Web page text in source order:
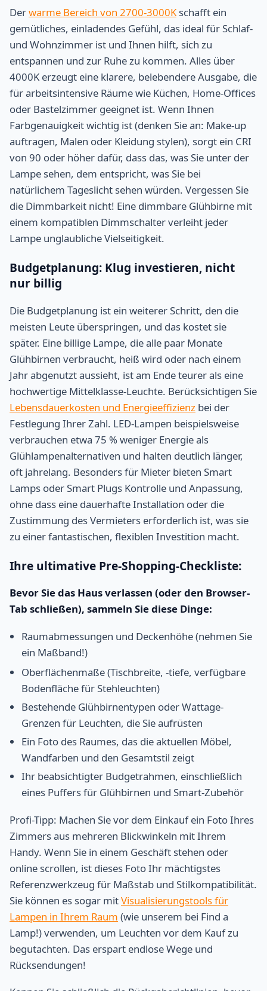
Derwarme Bereich von 2700-3000Kschafft ein
gemütliches, einladendes Gefühl, das ideal für Schlaf-
und Wohnzimmer ist und Ihnen hilft, sich zu
entspannen und zur Ruhe zu kommen. Alles über
4000K erzeugt eine klarere, belebendere Ausgabe, die
für arbeitsintensive Räume wie Küchen, Home-Offices
oder Bastelzimmer geeignet ist. Wenn Ihnen
Farbgenauigkeit wichtig ist (denken Sie an: Make-up
auftragen, Malen oder Kleidung stylen), sorgt ein CRI
von 90 oder höher dafür, dass das, was Sie unter der
Lampe sehen, dem entspricht, was Sie bei
natürlichem Tageslicht sehen würden. Vergessen Sie
die Dimmbarkeit nicht! Eine dimmbare Glühbirne mit
einem kompatiblen Dimmschalter verleiht jeder
Lampe unglaubliche Vielseitigkeit.
Budgetplanung: Klug investieren, nicht
nur billig
Die Budgetplanung ist ein weiterer Schritt, den die
meisten Leute überspringen, und das kostet sie
später. Eine billige Lampe, die alle paar Monate
Glühbirnen verbraucht, heiß wird oder nach einem
Jahr abgenutzt aussieht, ist am Ende teurer als eine
hochwertige Mittelklasse-Leuchte. Berücksichtigen Sie
Lebensdauerkosten und Energieeffizienz bei der
Festlegung Ihrer Zahl. LED-Lampen beispielsweise
verbrauchen etwa 75 % weniger Energie als
Glühlampenalternativen und halten deutlich länger,
oft jahrelang. Besonders für Mieter bieten Smart
Lamps oder Smart Plugs Kontrolle und Anpassung,
ohne dass eine dauerhafte Installation oder die
Zustimmung des Vermieters erforderlich ist, was sie
zu einer fantastischen, flexiblen Investition macht.
Ihre ultimative Pre-Shopping-Checkliste:
Bevor Sie das Haus verlassen (oder den Browser-
Tab schließen), sammeln Sie diese Dinge:
Raumabmessungen und Deckenhöhe (nehmen Sie
ein Maßband!)
Oberflächenmaße (Tischbreite, -tiefe, verfügbare
Bodenfläche für Stehleuchten)
Bestehende Glühbirnentypen oder Wattage-
Grenzen für Leuchten, die Sie aufrüsten
Ein Foto des Raumes, das die aktuellen Möbel,
Wandfarben und den Gesamtstil zeigt
Ihr beabsichtigter Budgetrahmen, einschließlich
eines Puffers für Glühbirnen und Smart-Zubehör
Profi-Tipp: Machen Sie vor dem Einkauf ein Foto Ihres
Zimmers aus mehreren Blickwinkeln mit Ihrem
Handy. Wenn Sie in einem Geschäft stehen oder
online scrollen, ist dieses Foto Ihr mächtigstes
Referenzwerkzeug für Maßstab und Stilkompatibilität.
Sie können es sogar mitVisualisierungstools für
Lampen in Ihrem Raum (wie unserem bei Find a
Lamp!) verwenden, um Leuchten vor dem Kauf zu
begutachten. Das erspart endlose Wege und
Rücksendungen!